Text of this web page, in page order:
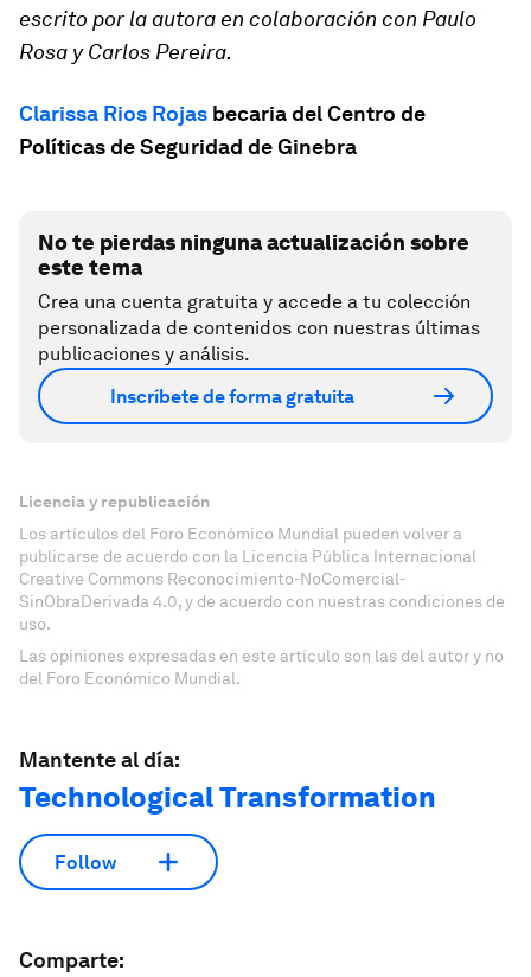
escrito por la autora en colaboración con Paulo
Rosa y Carlos Pereira.
Clarissa Rios Rojas becaria del Centro de
Políticas de Seguridad de Ginebra
No te pierdas ninguna actualización sobre
este tema
Crea una cuenta gratuita y accede a tu colección
personalizada de contenidos con nuestras últimas
publicaciones y análisis.
Inscríbete de forma gratuita
Licencia y republicación
Los artículos del Foro Económico Mundial pueden volver a
publicarse de acuerdo con la Licencia Pública Internacional
Creative Commons Reconocimiento-NoComercial-
SinObraDerivada 4.0, y de acuerdo con nuestras condiciones de
uso.
Las opiniones expresadas en este artículo son las del autor y no
del Foro Económico Mundial.
Mantente al día:
Technological Transformation
Follow
Comparte: